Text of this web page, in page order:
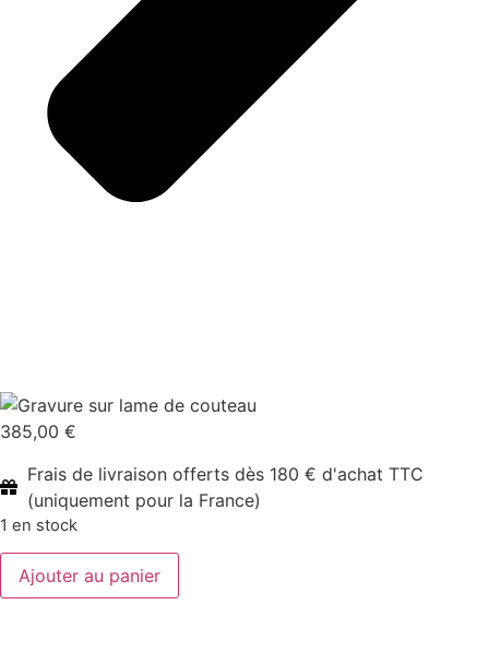
385,00 €
Frais de livraison offerts dès 180 € d'achat TTC
(uniquement pour la France)
1 en stock
quantité
de
Laguiole
Ajouter au panier